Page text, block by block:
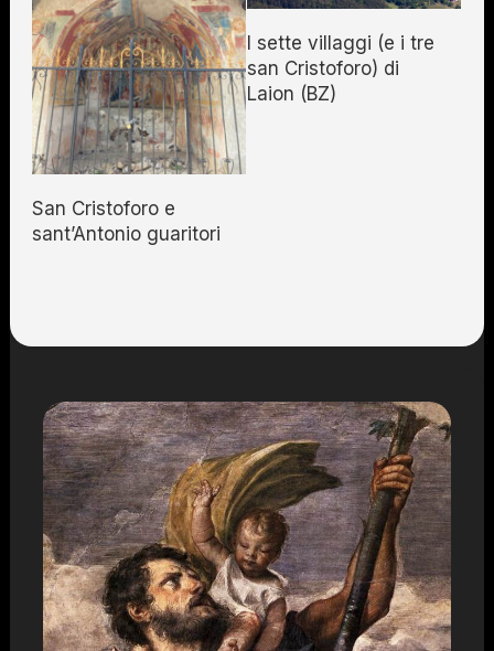
San Cristoforo e
sant’Antonio guaritori
I sette villaggi (e i tre
san Cristoforo) di
Laion (BZ)